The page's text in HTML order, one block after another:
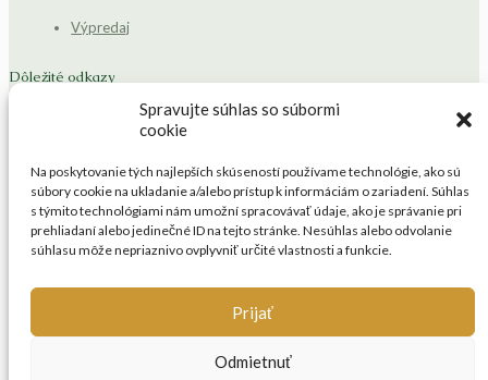
Spravujte súhlas so súbormi
cookie
Na poskytovanie tých najlepších skúseností používame technológie, ako sú
súbory cookie na ukladanie a/alebo prístup k informáciám o zariadení. Súhlas
s týmito technológiami nám umožní spracovávať údaje, ako je správanie pri
prehliadaní alebo jedinečné ID na tejto stránke. Nesúhlas alebo odvolanie
súhlasu môže nepriaznivo ovplyvniť určité vlastnosti a funkcie.
Prijať
Odmietnuť
Výpredaj
Dôležité odkazy
Platba a doprava
Obchodné podmienky